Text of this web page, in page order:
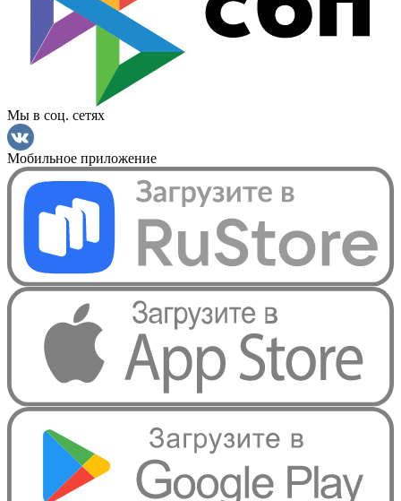
Мы в соц. сетях
Мобильное приложение